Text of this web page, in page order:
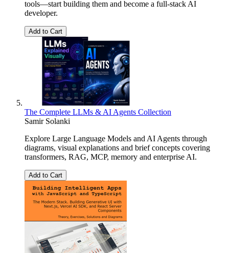
tools—start building them and become a full-stack AI
developer.
Add to Cart
The Complete LLMs & AI Agents Collection
Samir Solanki
Explore Large Language Models and AI Agents through
diagrams, visual explanations and brief concepts covering
transformers, RAG, MCP, memory and enterprise AI.
Add to Cart